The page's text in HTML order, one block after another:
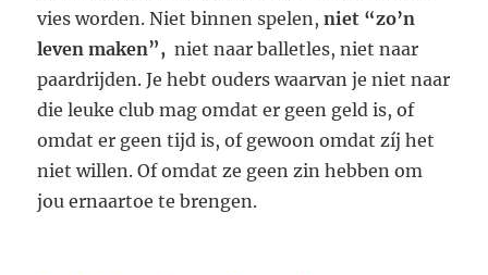
vies worden. Niet binnen spelen,niet “zo’n
leven maken”, niet naar balletles, niet naar
paardrijden. Je hebt ouders waarvan je niet naar
die leuke club mag omdat er geen geld is, of
omdat er geen tijd is, of gewoon omdat zíj het
niet willen. Of omdat ze geen zin hebben om
jou ernaartoe te brengen.